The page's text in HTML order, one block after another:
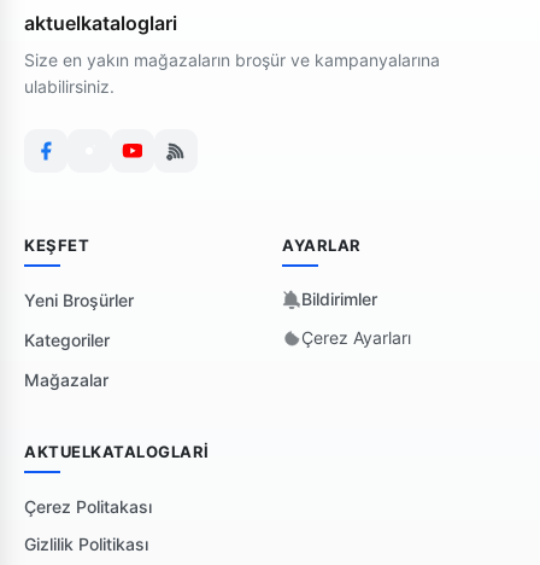
aktuelkataloglari
Size en yakın mağazaların broşür ve kampanyalarına
ulabilirsiniz.
KEŞFET
Yeni Broşürler
Kategoriler
Mağazalar
AYARLAR
Bildirimler
Çerez Ayarları
AKTUELKATALOGLARI
Çerez Politakası
Gizlilik Politikası